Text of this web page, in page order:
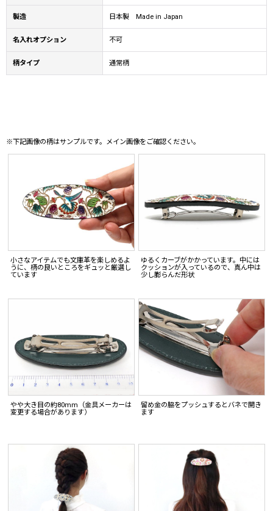
製造 日本製 Made in Japan
名入れオプション 不可
柄タイプ 通常柄
※下記画像の柄はサンプルです。メイン画像をご確認ください。
小さなアイテムでも文庫革を楽しめるよ
うに、柄の良いところをギュッと厳選し
ています
ゆるくカーブがかかっています。中には
クッションが入っているので、真ん中は
少し膨らんだ形状
やや大き目の約80mm（金具メーカーは
変更する場合があります）
留め金の脇をプッシュするとバネで開き
ます